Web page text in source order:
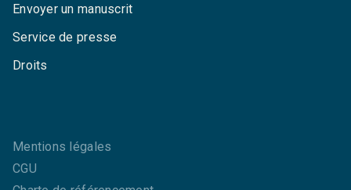
Envoyer un manuscrit
Service de presse
Droits
Mentions légales
CGU